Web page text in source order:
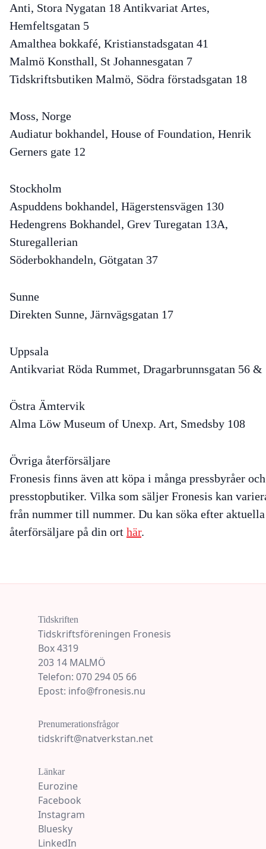
Anti, Stora Nygatan 18 Antikvariat Artes,
Hemfeltsgatan 5
Amalthea bokkafé, Kristianstadsgatan 41
Malmö Konsthall, St Johannesgatan 7
Tidskriftsbutiken Malmö, Södra förstadsgatan 18
Moss, Norge
Audiatur bokhandel, House of Foundation, Henrik
Gerners gate 12
Stockholm
Aspuddens bokhandel, Hägerstensvägen 130
Hedengrens Bokhandel, Grev Turegatan 13A,
Sturegallerian
Söderbokhandeln, Götgatan 37
Sunne
Direkten Sunne, Järnvägsgatan 17
Uppsala
Antikvariat Röda Rummet, Dragarbrunnsgatan 56 &
Östra Ämtervik
Alma Löw Museum of Unexp. Art, Smedsby 108
Övriga återförsäljare
Fronesis finns även att köpa i många pressbyråer och
presstopbutiker. Vilka som säljer Fronesis kan
från nummer till nummer. Du kan söka efter aktuella
återförsäljare på din ort här.
Tidskriften
Tidskriftsföreningen Fronesis
Box 4319
203 14 MALMÖ
Telefon: 070 294 05 66
Epost: info@fronesis.nu
Prenumerationsfrågor
tidskrift@natverkstan.net
Länkar
Eurozine
Facebook
Instagram
Bluesky
LinkedIn